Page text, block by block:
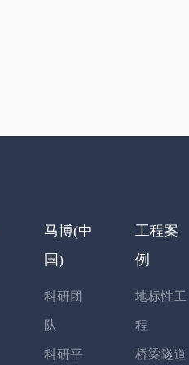
马博(中
国)
科研团
队
科研平
工程案
例
地标性工
程
桥梁隧道